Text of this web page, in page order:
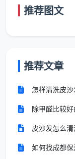
厨
卫
区
域
面去渍
玻
璃
室内触碰
推荐图文
推荐文章
怎样清洗皮
除甲醛比较
皮沙发怎么
如何找成都保